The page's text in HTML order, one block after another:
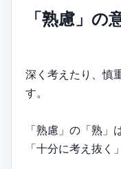
「熟慮」の
深く考えたり、慎
す。
「熟慮」の「熟」
「十分に考え抜く